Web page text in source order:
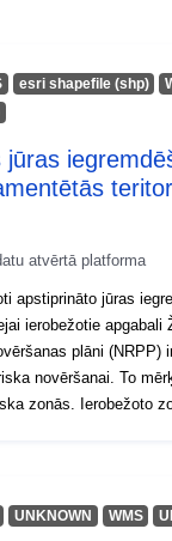
esri shapefile (shp)
jūras
atvērtā platforma
apstiprināto jūras
ierobežotie apgabali
plāni (NRPP)
novēršanai. To
zonās. Ierobežoto
sarkanā krāsa ir
parasti aizliedz
UNKNOWN WMS